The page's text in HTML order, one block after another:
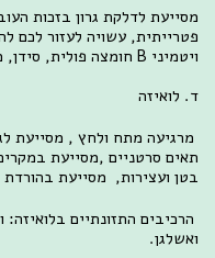
מסייעת לדלקת גרון בזכות
פטרייתית, עשויה לעזור לכם
ויטמיני B חומצה פולית, סידן, מגנזיום זרחן ואשלגן.
ד. לואיזה
מרגיעה מתח ולחץ , מסייעת
תאים סרטניים ,מסייעת
בטן ועצירות, מסייעת
ואשלגן.